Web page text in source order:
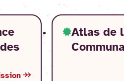
Atlas de